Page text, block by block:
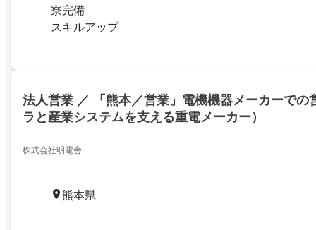
寮完備
スキルアップ
法人営業 ／ 「熊本／営業」電機機器メーカーでの
ラと産業システムを支える重電メーカー）
株式会社明電舎
熊本県